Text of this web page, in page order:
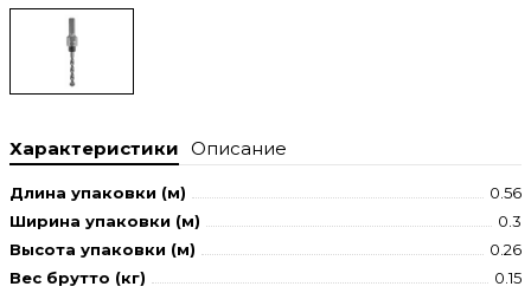
Характеристики Описание
Длина упаковки (м)
0.56
Ширина упаковки (м)
0.3
Высота упаковки (м)
0.26
Вес брутто (кг)
0.15